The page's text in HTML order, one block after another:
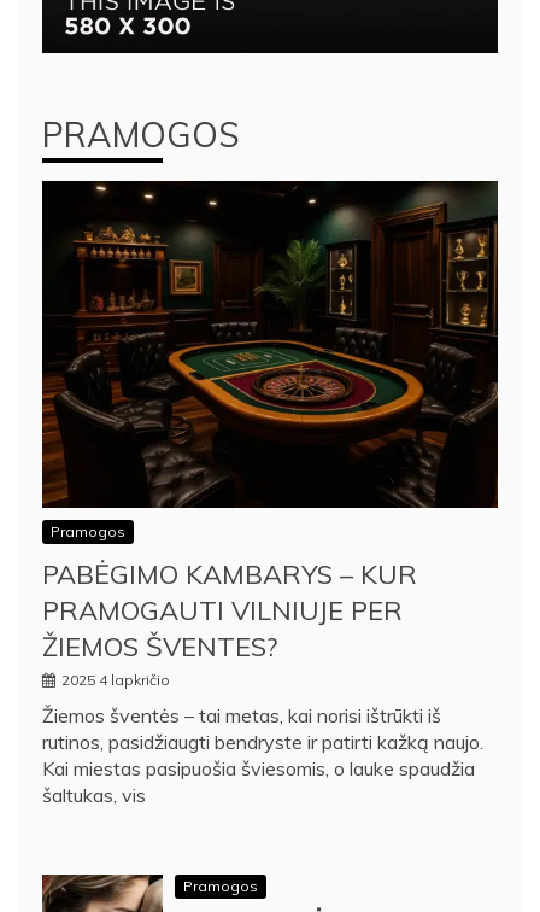
PRAMOGOS
Pramogos
PABĖGIMO KAMBARYS – KUR
PRAMOGAUTI VILNIUJE PER
ŽIEMOS ŠVENTES?
2025 4 lapkričio
Žiemos šventės – tai metas, kai norisi ištrūkti iš
rutinos, pasidžiaugti bendryste ir patirti kažką naujo.
Kai miestas pasipuošia šviesomis, o lauke spaudžia
šaltukas, vis
Pramogos